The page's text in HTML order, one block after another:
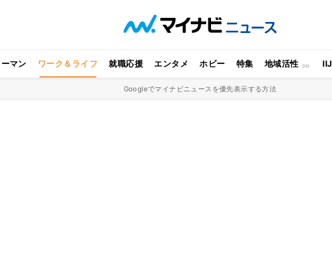
マン ワーク＆ライフ 就職応援 エンタメ ホビー 特集 地域活性 IIJ
Googleでマイナビニュースを優先表示する方法